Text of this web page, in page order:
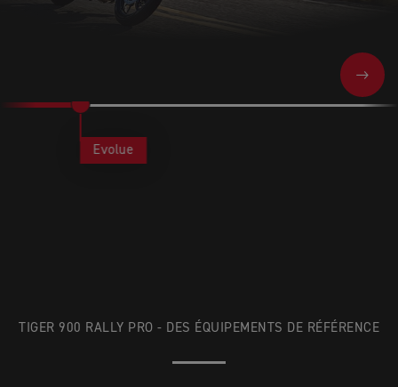
NEXT
Evolue
TIGER 900 RALLY PRO - DES ÉQUIPEMENTS DE RÉFÉRENCE